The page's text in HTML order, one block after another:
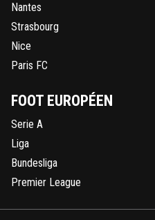
Nantes
Strasbourg
Nice
Paris FC
FOOT EUROPÉEN
Serie A
Liga
Bundesliga
Premier League